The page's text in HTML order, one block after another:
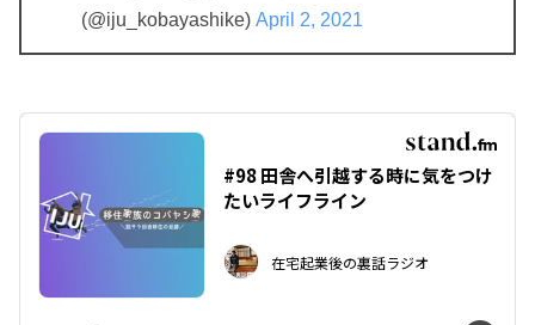
(@iju_kobayashike) April 2, 2021